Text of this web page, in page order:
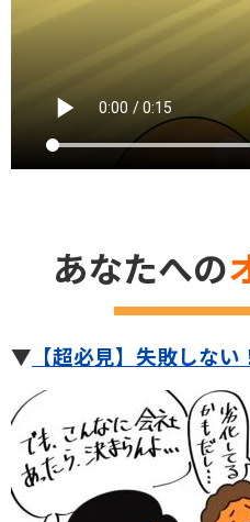
あなたへの
▼ 【超必見】失敗しな